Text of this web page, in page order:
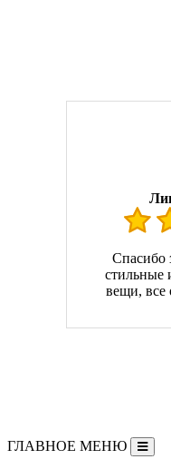
Спасибо
стильные
вещи, все
ГЛАВНОЕ МЕНЮ